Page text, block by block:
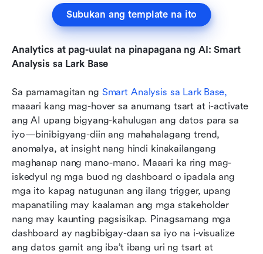
Subukan ang template na ito
Analytics at pag-uulat na pinapagana ng AI: Smart
Analysis sa Lark Base
Sa pamamagitan ng Smart Analysis sa Lark Base,
maaari kang mag-hover sa anumang tsart at i-activate
ang AI upang bigyang-kahulugan ang datos para sa
iyo—binibigyang-diin ang mahahalagang trend,
anomalya, at insight nang hindi kinakailangang
maghanap nang mano-mano. Maaari ka ring mag-
iskedyul ng mga buod ng dashboard o ipadala ang
mga ito kapag natugunan ang ilang trigger, upang
mapanatiling may kaalaman ang mga stakeholder
nang may kaunting pagsisikap. Pinagsamang mga
dashboard ay nagbibigay-daan sa iyo na i-visualize
ang datos gamit ang iba’t ibang uri ng tsart at